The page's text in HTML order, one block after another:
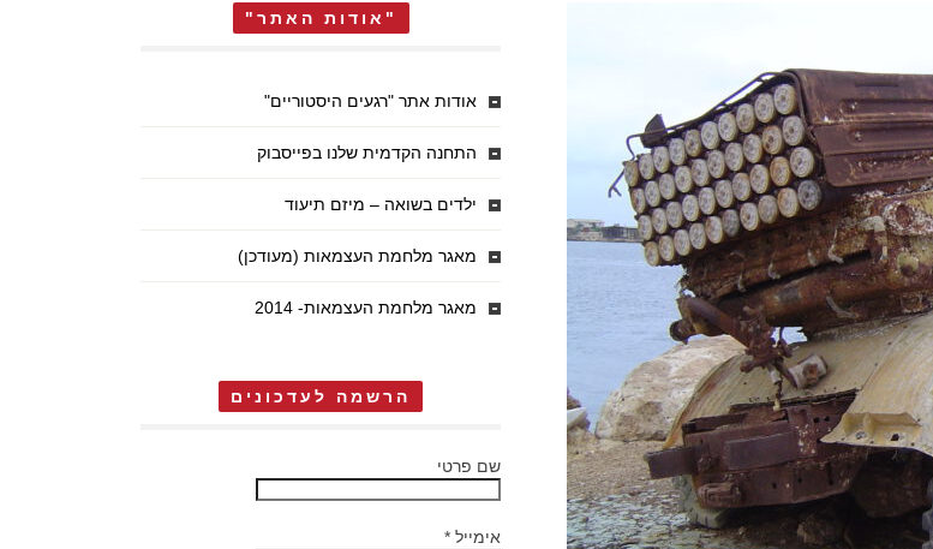
"אודות האתר"
אודות אתר "רגעים היסטוריים"
התחנה הקדמית שלנו בפייסבוק
ילדים בשואה – מיזם תיעוד
מאגר מלחמת העצמאות (מעודכן)
מאגר מלחמת העצמאות- 2014
הרשמה לעדכונים
שם פרטי
אימייל *